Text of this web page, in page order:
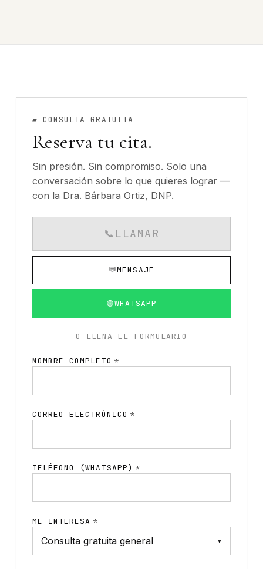
▰CONSULTA GRATUITA
Reserva tu cita.
Sin presión. Sin compromiso. Solo una
conversación sobre lo que quieres lograr —
con la Dra. Bárbara Ortiz, DNP.
📞 LLAMAR
CALLS AVAILABLE
💬MENSAJE
🟢WHATSAPP
O LLENA EL FORMULARIO
NOMBRE COMPLETO *
CORREO ELECTRÓNICO *
TELÉFONO (WHATSAPP) *
ME INTERESA *
▾